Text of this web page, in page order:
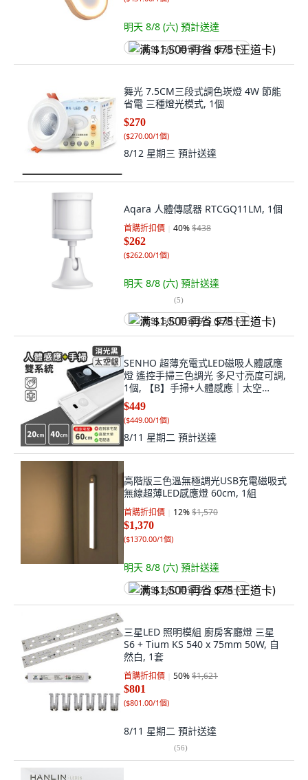
明天 8/8 (六) 預計送達
满 $1,500 再省 $75 (王道卡)
舞光 7.5CM三段式調色崁燈 4W 節能
省電 三種燈光模式, 1個
$270
($270.00/1個)
8/12 星期三 預計送達
Aqara 人體傳感器 RTCGQ11LM, 1個
首購折扣價 40%$438
$262
($262.00/1個)
明天 8/8 (六) 預計送達
(5)
满 $1,500 再省 $75 (王道卡)
SENHO 超薄充電式LED磁吸人體感應
燈 遙控手掃三色調光 多尺寸亮度可調,
1個, 【B】手掃+人體感應｜太空
銀,60cm三色光⚠️限新竹/嘉里❌店到家
$449
($449.00/1個)
8/11 星期二 預計送達
高階版三色溫無極調光USB充電磁吸式
無線超薄LED感應燈 60cm, 1組
首購折扣價 12%$1,570
$1,370
($1370.00/1個)
明天 8/8 (六) 預計送達
满 $1,500 再省 $75 (王道卡)
三星LED 照明模組 廚房客廳燈 三星
S6 + Tium KS 540 x 75mm 50W, 自
然白, 1套
首購折扣價 50%$1,621
$801
($801.00/1個)
8/11 星期二 預計送達
(56)